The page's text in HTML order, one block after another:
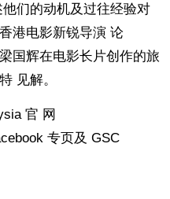
们的动机及过往经验对
港电影新锐导演 论
国辉在电影长片创作的旅
见解。
官 网
专页及 GSC